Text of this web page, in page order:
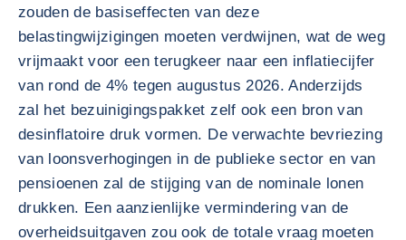
zouden de basiseffecten van deze
belastingwijzigingen moeten verdwijnen, wat de weg
vrijmaakt voor een terugkeer naar een inflatiecijfer
van rond de 4% tegen augustus 2026. Anderzijds
zal het bezuinigingspakket zelf ook een bron van
desinflatoire druk vormen. De verwachte bevriezing
van loonsverhogingen in de publieke sector en van
pensioenen zal de stijging van de nominale lonen
drukken. Een aanzienlijke vermindering van de
overheidsuitgaven zou ook de totale vraag moeten